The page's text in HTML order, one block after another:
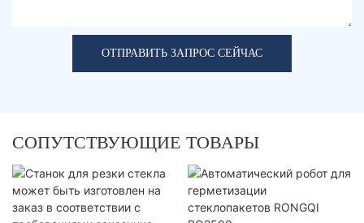
ОТПРАВИТЬ ЗАПРОС СЕЙЧАС
СОПУТСТВУЮЩИЕ ТОВАРЫ